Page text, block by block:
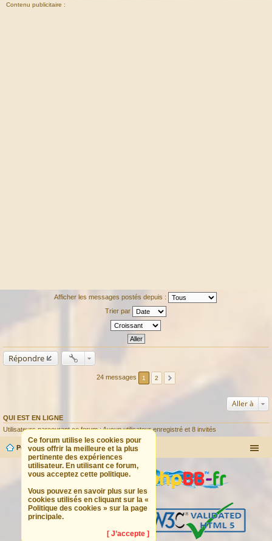
Contenu publicitaire :
Afficher les messages postés depuis :
Trier par
Répondre
24 messages 1 2
Aller à
QUI EST EN LIGNE
Utilisateurs parcourant ce forum : Aucun utilisateur enregistré et 8 invités
Ce forum utilise les cookies pour
vous offrir la meilleure et la plus
pertinente des expériences
utilisateur. En utilisant ce forum,
vous acceptez cette politique.
Vous pouvez en savoir plus sur les
cookies utilisés en cliquant sur la «
Politique des cookies » sur la page
principale.
[ J’accepte ]
Portail Forum